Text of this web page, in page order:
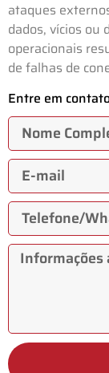
ataques
dados, vícios ou
operacionais
de falhas de
Entre em